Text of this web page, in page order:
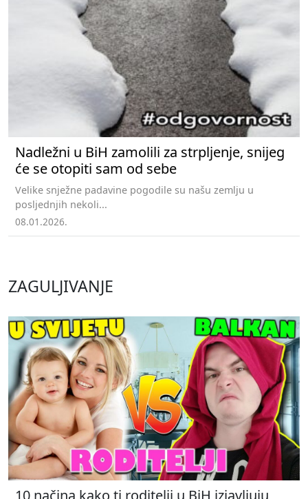
Nadležni u BiH zamolili za strpljenje, snijeg
će se otopiti sam od sebe
Velike snježne padavine pogodile su našu zemlju u
posljednjih nekoli...
08.01.2026.
ZAGULJIVANJE